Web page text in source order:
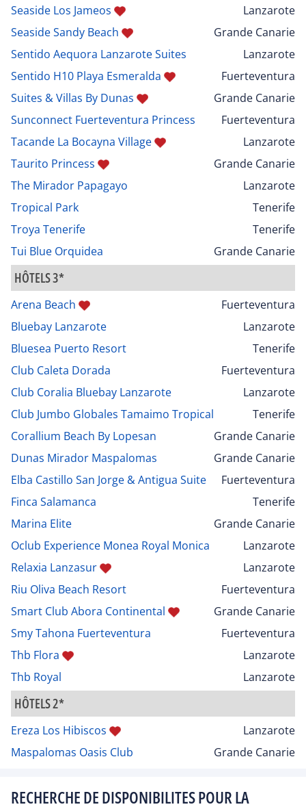
Seaside Los Jameos
Lanzarote
Seaside Sandy Beach
Grande Canarie
Sentido Aequora Lanzarote Suites
Lanzarote
Sentido H10 Playa Esmeralda
Fuerteventura
Suites & Villas By Dunas
Grande Canarie
Sunconnect Fuerteventura Princess
Fuerteventura
Tacande La Bocayna Village
Lanzarote
Taurito Princess
Grande Canarie
The Mirador Papagayo
Lanzarote
Tropical Park
Tenerife
Troya Tenerife
Tenerife
Tui Blue Orquidea
Grande Canarie
HÔTELS 3*
Arena Beach
Fuerteventura
Bluebay Lanzarote
Lanzarote
Bluesea Puerto Resort
Tenerife
Club Caleta Dorada
Fuerteventura
Club Coralia Bluebay Lanzarote
Lanzarote
Club Jumbo Globales Tamaimo Tropical
Tenerife
Corallium Beach By Lopesan
Grande Canarie
Dunas Mirador Maspalomas
Grande Canarie
Elba Castillo San Jorge & Antigua Suite
Fuerteventura
Finca Salamanca
Tenerife
Marina Elite
Grande Canarie
Oclub Experience Monea Royal Monica
Lanzarote
Relaxia Lanzasur
Lanzarote
Riu Oliva Beach Resort
Fuerteventura
Smart Club Abora Continental
Grande Canarie
Smy Tahona Fuerteventura
Fuerteventura
Thb Flora
Lanzarote
Thb Royal
Lanzarote
HÔTELS 2*
Ereza Los Hibiscos
Lanzarote
Maspalomas Oasis Club
Grande Canarie
RECHERCHE DE DISPONIBILITES POUR LA